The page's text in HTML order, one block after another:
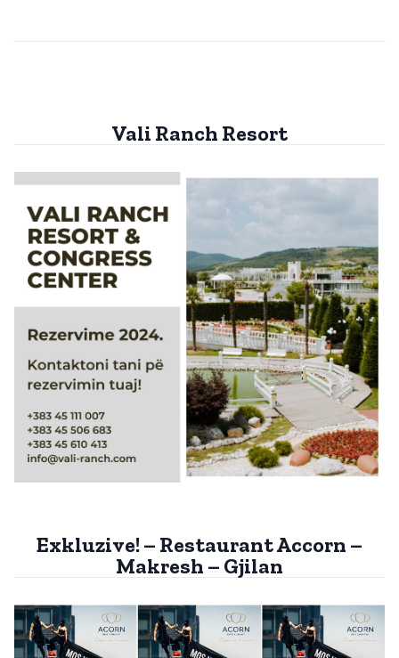
Vali Ranch Resort
Exkluzive! – Restaurant Accorn –
Makresh – Gjilan